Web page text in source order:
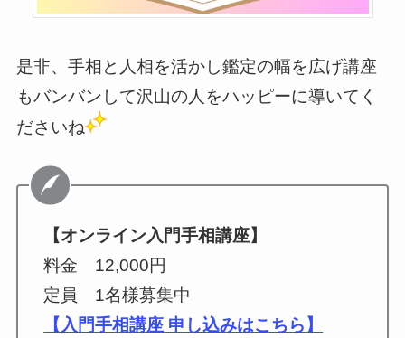
是非、手相と人相を活かし鑑定の幅を広げ講座
もバンバンして沢山の人をハッピーに導いてく
ださいね
【オンライン入門手相講座】
料金 12,000円
定員 1名様募集中
【入門手相講座 申し込みはこちら】